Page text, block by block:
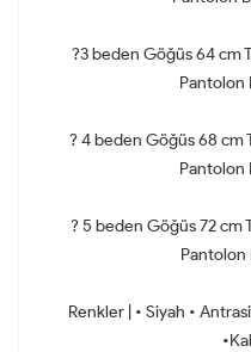
?3 beden Göğüs 64 cm
Pantolon
? 4 beden Göğüs 68 cm
Pantolon
? 5 beden Göğüs 72 cm
Pantolon
Renkler | • Siyah •